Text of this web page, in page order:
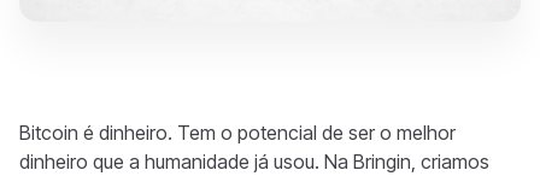
Bitcoin é dinheiro. Tem o potencial de ser o melhor
dinheiro que a humanidade já usou. Na Bringin, criamos